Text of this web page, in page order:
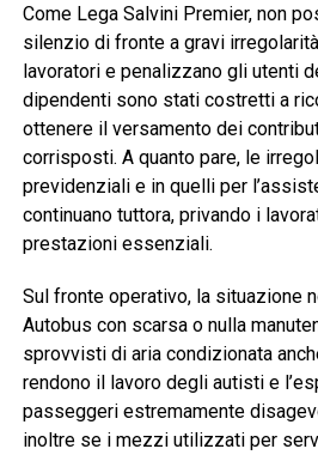
Come Lega Salvini Premier, non
silenzio di fronte a gravi
lavoratori e penalizzano gli utenti
dipendenti sono stati costretti a
ottenere il versamento dei
corrisposti. A quanto pare, le
previdenziali e in quelli per
continuano tuttora, privando i
prestazioni essenziali.
Sul fronte operativo, la situazione
Autobus con scarsa o nulla
sprovvisti di aria condizionata
rendono il lavoro degli autisti e
passeggeri estremamente
inoltre se i mezzi utilizzati per